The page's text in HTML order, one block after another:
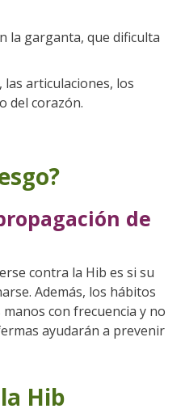
la garganta, que dificulta
articulaciones, los
del corazón.
de
contra la Hib es si su
Además, los hábitos
con frecuencia y no
ayudarán a prevenir
Hib